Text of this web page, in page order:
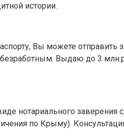
истории.
Вы можете
Выдаю до 3
нотариального
по Крыму).